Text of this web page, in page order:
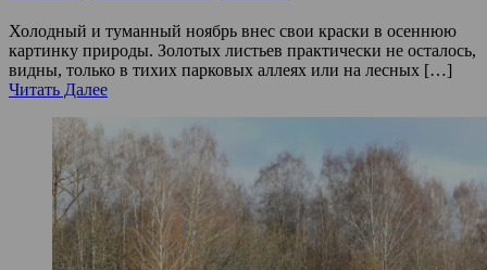
Холодный и туманный ноябрь внес свои краски в осеннюю
картинку природы. Золотых листьев практически не осталось,
видны, только в тихих парковых аллеях или на лесных […]
Читать Далее